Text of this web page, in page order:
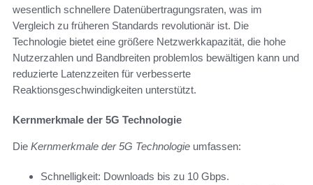
wesentlich schnellere Datenübertragungsraten, was im
Vergleich zu früheren Standards revolutionär ist. Die
Technologie bietet eine größere Netzwerkkapazität, die hohe
Nutzerzahlen und Bandbreiten problemlos bewältigen kann und
reduzierte Latenzzeiten für verbesserte
Reaktionsgeschwindigkeiten unterstützt.
Kernmerkmale der 5G Technologie
Die Kernmerkmale der 5G Technologie umfassen:
Schnelligkeit: Downloads bis zu 10 Gbps.